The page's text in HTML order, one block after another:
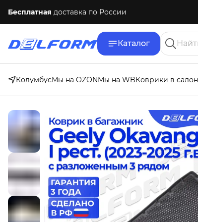
Бесплатная доставка по России
Каталог
КолумбусМы на OZONМы на WBКоврики в салон